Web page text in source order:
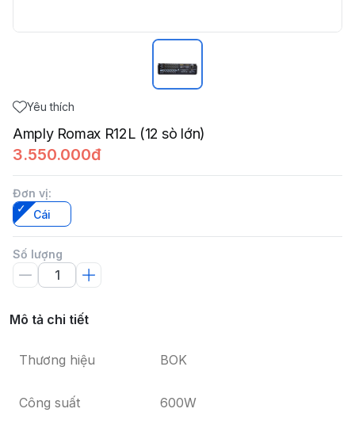
Yêu thích
Amply Romax R12L (12 sò lớn)
3.550.000đ
Đơn vị:
Cái
Số lượng
Mô tả chi tiết
Thương hiệu BOK
Công suất 600W